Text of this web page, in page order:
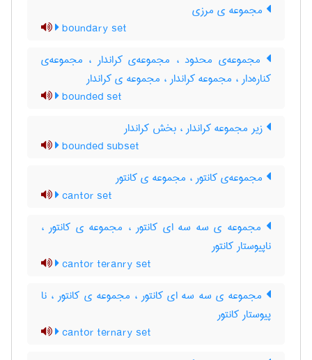
مجموعه ی مرزی
boundary set
مجموعه‌ی محدود ، مجموعه‌ی کراندار ، مجموعه‌ی
کناره‌دار ، مجموعه کراندار ، مجموعه ی کراندار
bounded set
زیر مجموعه کراندار ، بخش کراندار
bounded subset
مجموعه‌ی کانتور ، مجموعه ی کانتور
cantor set
مجموعه ی سه سه ای کانتور ، مجموعه ی کانتور ،
ناپیوستار کانتور
cantor teranry set
مجموعه ی سه سه ای کانتور ، مجموعه ی کانتور ، نا
پیوستار کانتور
cantor ternary set